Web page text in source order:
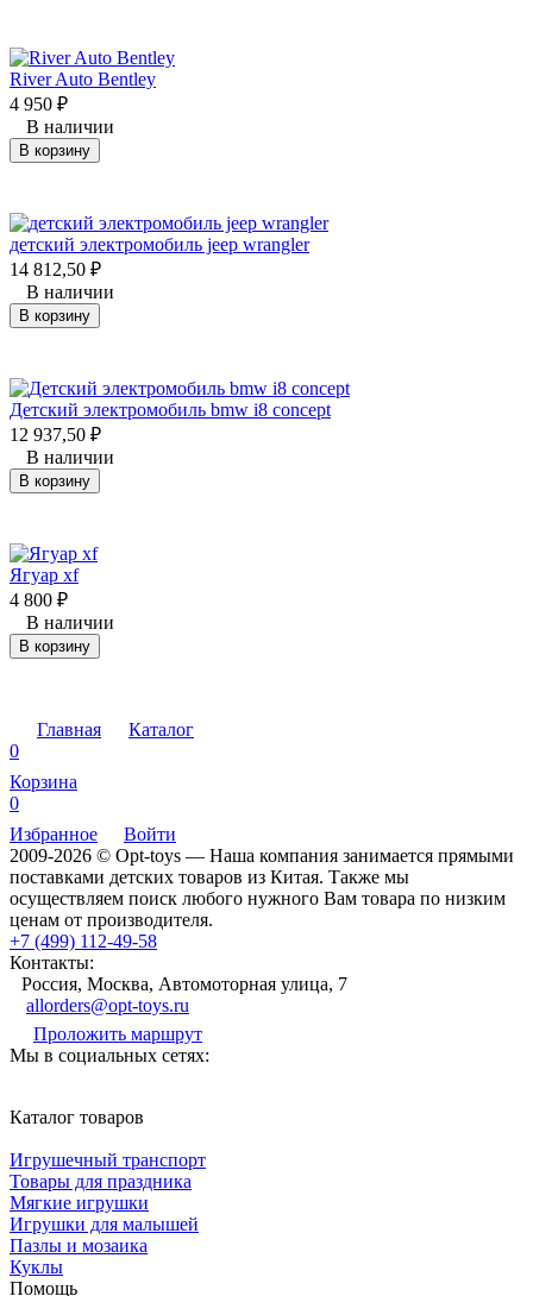
River Auto Bentley
4 950 ₽
В наличии
В корзину
детский электромобиль jeep wrangler
14 812,50 ₽
В наличии
В корзину
Детский электромобиль bmw i8 concept
12 937,50 ₽
В наличии
В корзину
Ягуар xf
4 800 ₽
В наличии
В корзину
Главная
Каталог
0
Корзина
0
Избранное
Войти
2009-2026 © Opt-toys — Наша компания занимается прямыми
поставками детских товаров из Китая. Также мы
осуществляем поиск любого нужного Вам товара по низким
ценам от производителя.
+7 (499) 112-49-58
Контакты:
Россия, Москва, Автомоторная улица, 7
allorders@opt-toys.ru
Проложить маршрут
Мы в социальных сетях:
Каталог товаров
Игрушечный транспорт
Товары для праздника
Мягкие игрушки
Игрушки для малышей
Пазлы и мозаика
Куклы
Помощь